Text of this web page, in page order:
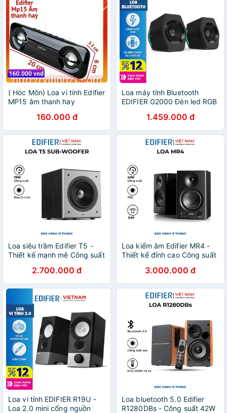
( Hóc Môn) Loa vi tính Edifier
MP15 âm thanh hay
160.000 đ
Loa máy tính Bluetooth
EDIFIER G2000 Đèn led RGB
kết nối USB/ AUX - Hàng
phân phối chính hãng
1.459.000 đ
Loa siêu trầm Edifier T5 -
Thiết kế mạnh mẽ Công suất
chính hãng2.700.000 đ
Loa kiểm âm Edifier MR4 -
Thiết kế đỉnh cao Công suất
chính hãng3.000.000 đ
Loa vi tính EDIFIER R19U -
Loa 2.0 mini cổng nguồn
Loa bluetooth 5.0 Edifier
R1280DBs - Công suất 42W